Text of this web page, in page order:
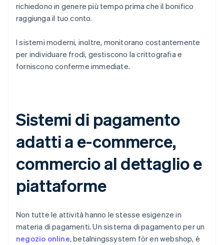
richiedono in genere più tempo prima che il bonifico
raggiunga il tuo conto.
I sistemi moderni, inoltre, monitorano costantemente
per individuare frodi, gestiscono la crittografia e
forniscono conferme immediate.
Sistemi di pagamento
adatti a e-commerce,
commercio al dettaglio e
piattaforme
Non tutte le attività hanno le stesse esigenze in
materia di pagamenti. Un sistema di pagamento per un
negozio online, betalningssystem för en webshop, è